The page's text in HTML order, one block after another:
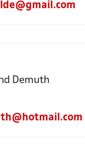
Demuth